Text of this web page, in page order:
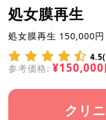
処女膜再生
処女膜再生 150,000円
参考価格: ¥150,000
クリ